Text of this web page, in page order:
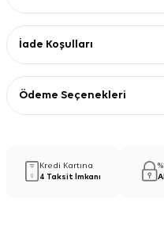
İade Koşulları
Ödeme Seçenekleri
Kredi Kartına
4 Taksit İmkanı